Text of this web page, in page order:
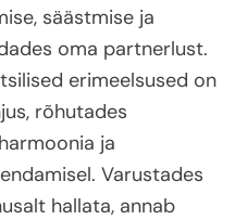
säästmise ja
oma partnerlust.
erimeelsused on
rõhutades
ja
Varustades
hallata, annab